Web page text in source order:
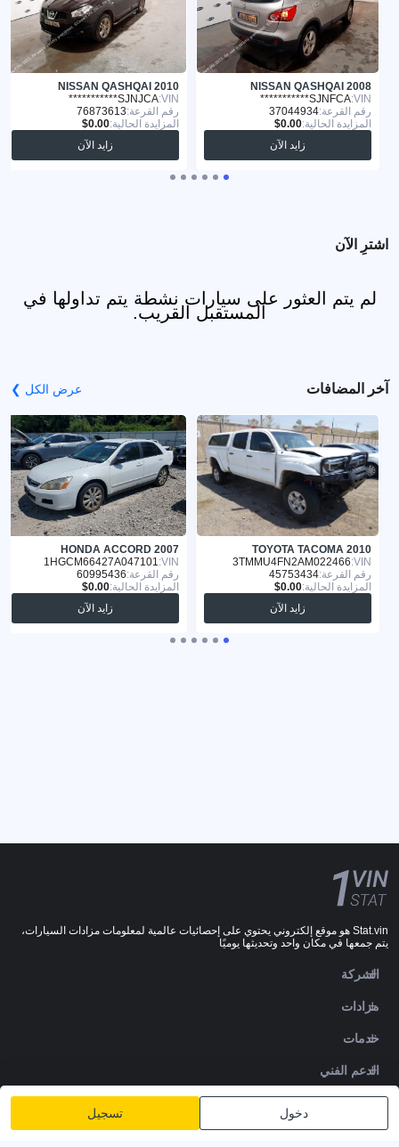
NISSAN QASHQAI 2008
VIN:
SJNFCA***********
رقم القرعة:37044934
المزايدة الحالية:
زايد الآن
NISSAN QASHQAI 2010
VIN:
SJNJCA***********
رقم القرعة:76873613
المزايدة الحالية:
زايد الآن
اشترِ الآن
لم يتم العثور على سيارات نشطة يتم تداولها في
المستقبل القريب.
آخر المضافات عرض الكل ❯
TOYOTA TACOMA 2010
VIN:
3TMMU4FN2AM022466
رقم القرعة:45753434
المزايدة الحالية:
زايد الآن
HONDA ACCORD 2007
VIN:
1HGCM66427A047101
رقم القرعة:60995436
المزايدة الحالية:
زايد الآن
دخول تسجيل
Stat.vin هو موقع إلكتروني يحتوي على إحصائيات عالمية لمعلومات مزادات السيارات،
يتم جمعها في مكان واحد وتحديثها يوميًا
الشركة
مزادات
خدمات
الدعم الفني
تابعنا